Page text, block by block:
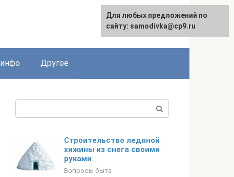
English
Другое
Строительство ледяной
хижины из снега своими
руками
Вопросы быта
Для любых предложений по
сайту: samodivka@cp9.ru